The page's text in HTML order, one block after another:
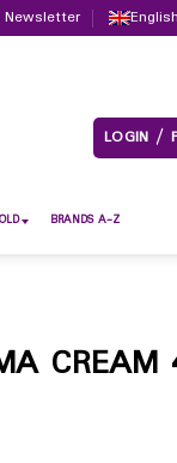
Newsletter English
LOGIN /
BRANDS A-Z
CREAM